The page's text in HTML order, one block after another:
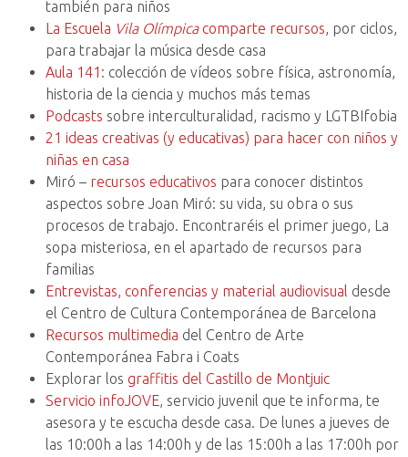
también para niños
La Escuela Vila Olímpicacomparte recursos, por ciclos,
para trabajar la música desde casa
Aula 141 : colección de vídeos sobre física, astronomía,
historia de la ciencia y muchos más temas
Podcasts sobre interculturalidad, racismo y LGTBIfobia
21 ideas creativas (y educativas) para hacer con niños y
niñas en casa
Miró – recursos educativos para conocer distintos
aspectos sobre Joan Miró: su vida, su obra o sus
procesos de trabajo. Encontraréis el primer juego, La
sopa misteriosa, en el apartado de recursos para
familias
Entrevistas, conferencias y material audiovisual desde
el Centro de Cultura Contemporánea de Barcelona
Recursos multimedia del Centro de Arte
Contemporánea Fabra i Coats
Explorar los graffitis del Castillo de Montjuic
Servicio infoJOVE, servicio juvenil que te informa, te
asesora y te escucha desde casa. De lunes a jueves de
las 10:00h a las 14:00h y de las 15:00h a las 17:00h por